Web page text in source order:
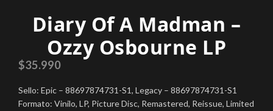
Diary Of A Madman –
Ozzy Osbourne LP
$35.990
Sello: Epic – 88697874731-S1, Legacy – 88697874731-S1
Formato: Vinilo, LP, Picture Disc, Remastered, Reissue, Limited